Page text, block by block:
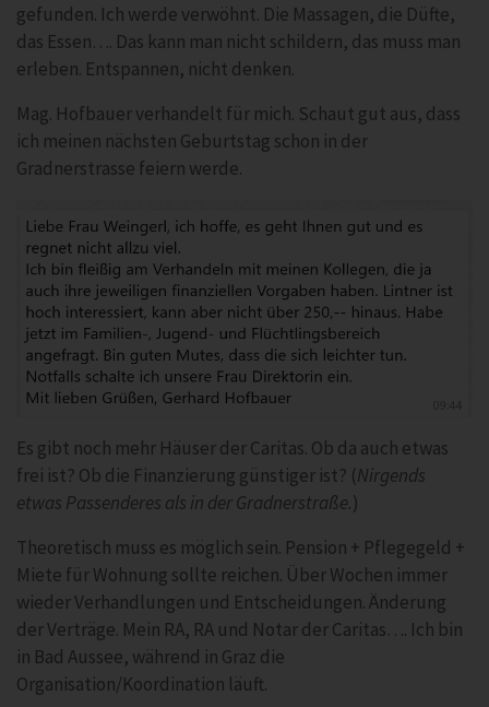
gefunden. Ich werde verwöhnt. Die Massagen, die Düfte,
das Essen…. Das kann man nicht schildern, das muss man
erleben. Entspannen, nicht denken.
Mag. Hofbauer verhandelt für mich. Schaut gut aus, dass
ich meinen nächsten Geburtstag schon in der
Gradnerstrasse feiern werde.
Es gibt noch mehr Häuser der Caritas. Ob da auch etwas
frei ist? Ob die Finanzierung günstiger ist? (Nirgends
etwas Passenderes als in der Gradnerstraße.)
Theoretisch muss es möglich sein. Pension + Pflegegeld +
Miete für Wohnung sollte reichen. Über Wochen immer
wieder Verhandlungen und Entscheidungen. Änderung
der Verträge. Mein RA, RA und Notar der Caritas…. Ich bin
in Bad Aussee, während in Graz die
Organisation/Koordination läuft.